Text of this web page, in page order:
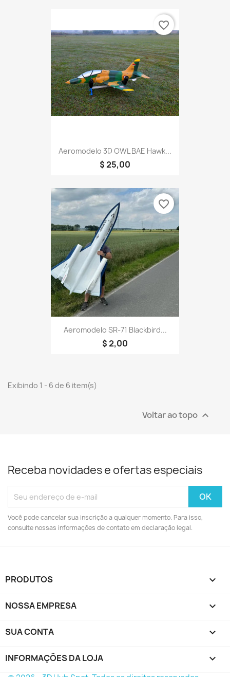
Aeromodelo 3D OWL BAE Hawk...
$ 25,00
favorite_border
Aeromodelo SR-71 Blackbird...
$ 2,00
favorite_border
Exibindo 1 - 6 de 6 item(s)
Voltar ao topo 
Receba novidades e ofertas especiais
Você pode cancelar sua inscrição a qualquer momento. Para isso,
consulte nossas informações de contato em declaração legal.
PRODUTOS 
NOSSA EMPRESA 
SUA CONTA 
INFORMAÇÕES DA LOJA keyboard_arrow_down